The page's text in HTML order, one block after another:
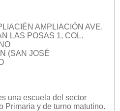
AMPLIACIÓN AVE.
LAS POSAS 1, COL.
(SAN JOSÉ
una escuela del sector
Primaria y de turno matutino.